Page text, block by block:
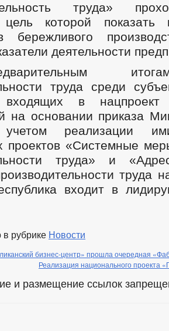
труда»
цель которой показать
бережливого
деятельности
труда среди
входящих в
на основании приказа
реализации
проектов «Системные
труда» и
труда
входит в
в рубрике Новости
бизнес-центр» прошла очередная
Реализация национального проекта
и размещение ссылок